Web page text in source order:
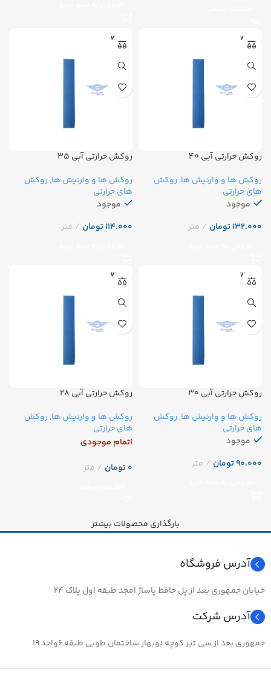
WOER
روکش حرارتی آبی ۴۰
روکش ها و وارنیش ها, روکش
های حرارتی
موجود
تومان
WOER
روکش حرارتی آبی ۳۵
روکش ها و وارنیش ها, روکش
های حرارتی
موجود
تومان
WOER
روکش حرارتی آبی ۳۰
روکش ها و وارنیش ها, روکش
های حرارتی
موجود
تومان
WOER
روکش حرارتی آبی ۲۸
روکش ها و وارنیش ها, روکش
های حرارتی
اتمام موجودی
تومان
بارگذاری محصولات بیشتر
آدرس فروشگاه
خیابان جمهوری بعد از پل حافظ پاساژ امجد طبقه اول پلاک ۲۴
آدرس شرکت
جمهوری بعد از سی تیر کوچه نوبهار ساختمان طوبی طبقه ۶واحد ۱۹